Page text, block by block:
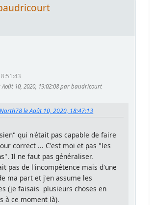
Août 10, 2020, 19:02:08 par baudricourt
le Août 10, 2020, 18:47:13
qui n'était pas capable de faire
correct ... C'est moi et pas "les
Il ne faut pas généraliser.
pas de l'incompétence mais d'une
ma part et j'en assume les
(je faisais plusieurs choses en
à ce moment là).